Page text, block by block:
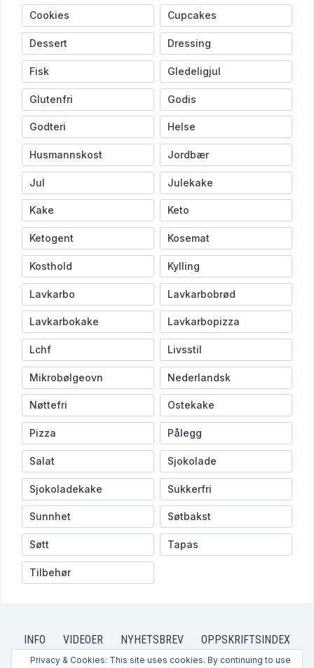
Cookies Cupcakes
Dessert Dressing
Fisk Gledeligjul
Glutenfri Godis
Godteri Helse
Husmannskost Jordbær
Jul Julekake
Kake Keto
Ketogent Kosemat
Kosthold Kylling
Lavkarbo Lavkarbobrød
Lavkarbokake Lavkarbopizza
Lchf Livsstil
Mikrobølgeovn Nederlandsk
Nøttefri Ostekake
Pizza Pålegg
Salat Sjokolade
Sjokoladekake Sukkerfri
Sunnhet Søtbakst
Søtt Tapas
Tilbehør
INFO VIDEOER NYHETSBREV
OPPSKRIFTSINDEX
OPPSKRIFTER
PRIVACY POLICY CONTACT US
Privacy & Cookies: This site uses cookies. By continuing to use